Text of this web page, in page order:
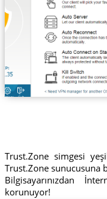
Trust.Zone simgesi
Trust.Zone sunucusuna
Bilgisayarınızdan
korunuyor!